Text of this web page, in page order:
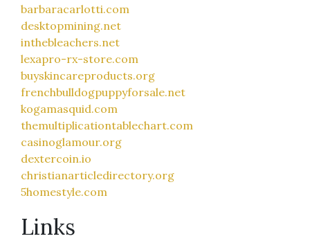
barbaracarlotti.com
desktopmining.net
inthebleachers.net
lexapro-rx-store.com
buyskincareproducts.org
frenchbulldogpuppyforsale.net
kogamasquid.com
themultiplicationtablechart.com
casinoglamour.org
dextercoin.io
christianarticledirectory.org
5homestyle.com
Links